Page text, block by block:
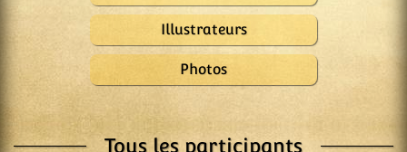
Illustrateurs
Photos
Tous les participants